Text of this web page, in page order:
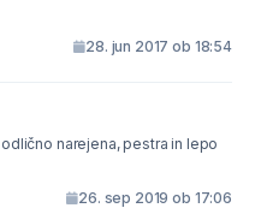
28. jun 2017 ob 18:54
narejena, pestra in lepo
26. sep 2019 ob 17:06